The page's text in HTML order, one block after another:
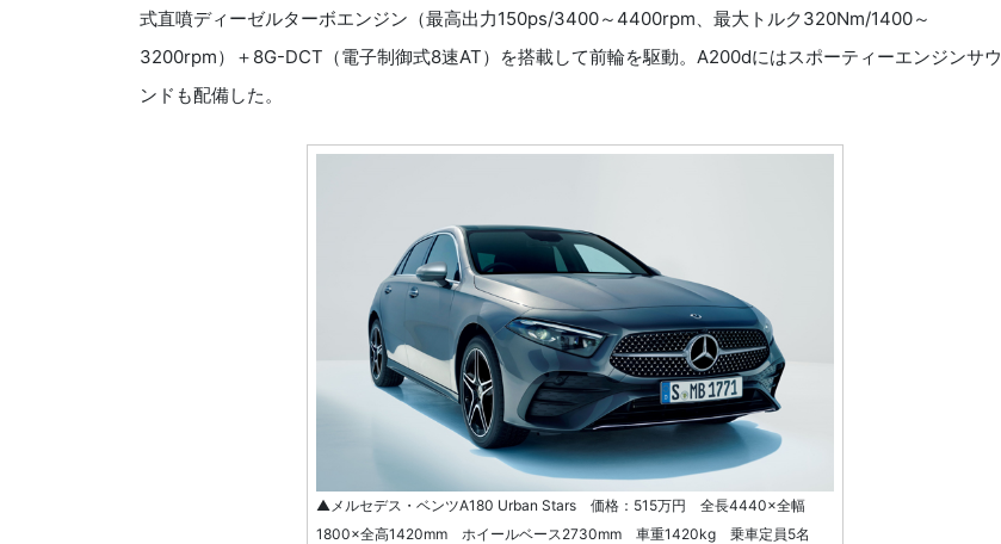
式直噴ディーゼルターボエンジン（最高出力150ps/3400～4400rpm、最大トルク320Nm/1400～
3200rpm）＋8G-DCT（電子制御式8速AT）を搭載して前輪を駆動。A200dにはスポーティーエンジンサウ
ンドも配備した。
▲メルセデス・ベンツA180 Urban Stars 価格：515万円 全長4440×全幅
1800×全高1420mm ホイールベース2730mm 車重1420kg 乗車定員5名